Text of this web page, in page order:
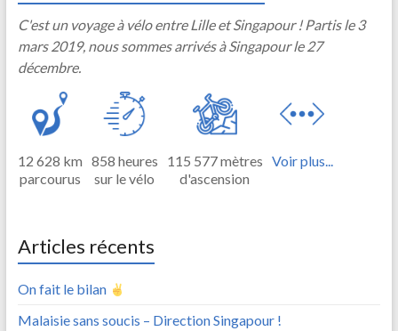
C'est un voyage à vélo entre Lille et Singapour ! Partis le 3
mars 2019, nous sommes arrivés à Singapour le 27
décembre.
12 628 km
parcourus
858 heures
sur le vélo
115 577 mètres
d'ascension
Voir plus...
Articles récents
On fait le bilan
Malaisie sans soucis – Direction Singapour !